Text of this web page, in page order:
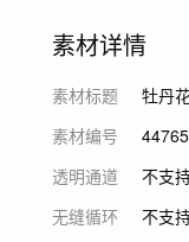
素材详情
素材标题
牡丹
素材编号
透明通道
不支
无缝循环
不支